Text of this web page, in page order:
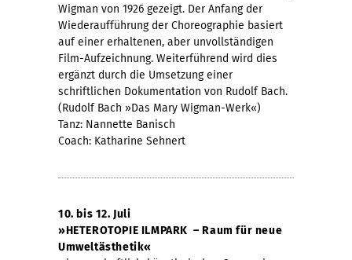
Wigman von 1926 gezeigt. Der Anfang der
Wiederaufführung der Choreographie basiert
auf einer erhaltenen, aber unvollständigen
Film-Aufzeichnung. Weiterführend wird dies
ergänzt durch die Umsetzung einer
schriftlichen Dokumentation von Rudolf Bach.
(Rudolf Bach »Das Mary Wigman-Werk«)
Tanz: Nannette Banisch
Coach: Katharine Sehnert
10. bis 12. Juli
»HETEROTOPIE ILMPARK – Raum für neue
Umweltästhetik«